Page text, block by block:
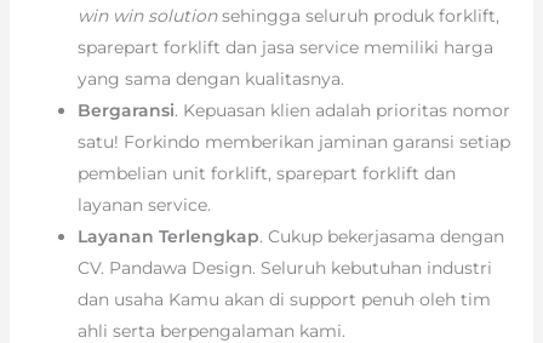
win win solutionsehingga seluruh produk forklift,
sparepart forklift dan jasa service memiliki harga
yang sama dengan kualitasnya.
Bergaransi. Kepuasan klien adalah prioritas nomor
satu! Forkindo memberikan jaminan garansi setiap
pembelian unit forklift, sparepart forklift dan
layanan service.
Layanan Terlengkap. Cukup bekerjasama dengan
CV. Pandawa Design. Seluruh kebutuhan industri
dan usaha Kamu akan di support penuh oleh tim
ahli serta berpengalaman kami.